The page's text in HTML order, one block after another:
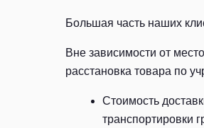
Большая часть наших
Вне зависимости от
расстановка товара по
Стоимость
транспортировки